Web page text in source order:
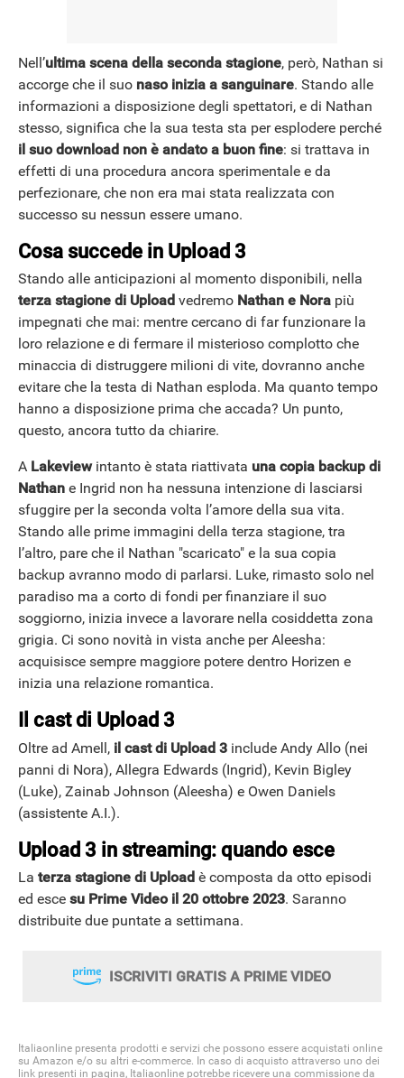
ANDROID
Nell’ultima scena della seconda stagione, però, Nathan si
accorge che il suo naso inizia a sanguinare. Stando alle
informazioni a disposizione degli spettatori, e di Nathan
stesso, significa che la sua testa sta per esplodere perché
il suo download non è andato a buon fine: si trattava in
effetti di una procedura ancora sperimentale e da
perfezionare, che non era mai stata realizzata con
successo su nessun essere umano.
Cosa succede in Upload 3
Stando alle anticipazioni al momento disponibili, nella
terza stagione di Upload vedremo Nathan e Nora più
impegnati che mai: mentre cercano di far funzionare la
loro relazione e di fermare il misterioso complotto che
minaccia di distruggere milioni di vite, dovranno anche
evitare che la testa di Nathan esploda. Ma quanto tempo
hanno a disposizione prima che accada? Un punto,
questo, ancora tutto da chiarire.
A Lakeviewintanto è stata riattivata una copia backup di
Nathan e Ingrid non ha nessuna intenzione di lasciarsi
sfuggire per la seconda volta l’amore della sua vita.
Stando alle prime immagini della terza stagione, tra
l’altro, pare che il Nathan "scaricato" e la sua copia
backup avranno modo di parlarsi. Luke, rimasto solo nel
paradiso ma a corto di fondi per finanziare il suo
soggiorno, inizia invece a lavorare nella cosiddetta zona
grigia. Ci sono novità in vista anche per Aleesha:
acquisisce sempre maggiore potere dentro Horizen e
inizia una relazione romantica.
Il cast di Upload 3
Oltre ad Amell, il cast di Upload 3 include Andy Allo (nei
panni di Nora), Allegra Edwards (Ingrid), Kevin Bigley
(Luke), Zainab Johnson (Aleesha) e Owen Daniels
(assistente A.I.).
Upload 3 in streaming: quando esce
La terza stagione di Upload è composta da otto episodi
ed esce su Prime Video il 20 ottobre 2023. Saranno
distribuite due puntate a settimana.
ISCRIVITI GRATIS A PRIME VIDEO
Italiaonline presenta prodotti e servizi che possono essere acquistati online
su Amazon e/o su altri e-commerce. In caso di acquisto attraverso uno dei
link presenti in pagina, Italiaonline potrebbe ricevere una commissione da